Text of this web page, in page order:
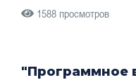
1588 просмотров
"Программное